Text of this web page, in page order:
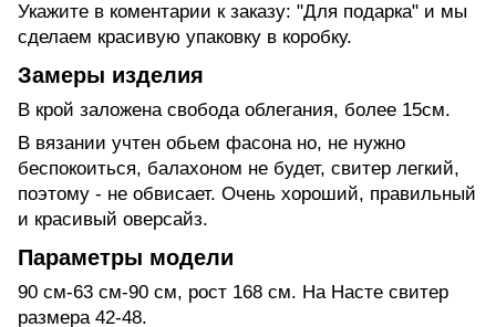
Укажите в коментарии к заказу: "Для подарка" и мы
сделаем красивую упаковку в коробку.
Замеры изделия
В крой заложена свобода облегания, более 15см.
В вязании учтен обьем фасона но, не нужно
беспокоиться, балахоном не будет, свитер легкий,
поэтому - не обвисает. Очень хороший, правильный
и красивый оверсайз.
Параметры модели
90 см-63 см-90 см, рост 168 см. На Насте свитер
размера 42-48.